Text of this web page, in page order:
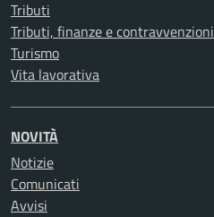
Tributi
Tributi, finanze e contravvenzioni
Turismo
Vita lavorativa
NOVITÀ
Notizie
Comunicati
Avvisi